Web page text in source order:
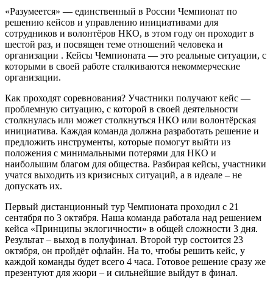
«Разумеется» — единственный в России Чемпионат по
решению кейсов и управлению инициативами для
сотрудников и волонтёров НКО, в этом году он проходит в
шестой раз, и посвящен теме отношений человека и
организации . Кейсы Чемпионата — это реальные ситуации, с
которыми в своей работе сталкиваются некоммерческие
организации.
Как проходят соревнования? Участники получают кейс —
проблемную ситуацию, с которой в своей деятельности
столкнулась или может столкнуться НКО или волонтёрская
инициатива. Каждая команда должна разработать решение и
предложить инструменты, которые помогут выйти из
положения с минимальными потерями для НКО и
наибольшим благом для общества. Разбирая кейсы, участники
учатся выходить из кризисных ситуаций, а в идеале – не
допускать их.
Первый дистанционный тур Чемпионата проходил с 21
сентября по 3 октября. Наша команда работала над решением
кейса «Принципы эклогичности» в общей сложности 3 дня.
Результат – выход в полуфинал. Второй тур состоится 23
октября, он пройдёт офлайн. На то, чтобы решить кейс, у
каждой команды будет всего 4 часа. Готовое решение сразу же
презентуют для жюри – и сильнейшие выйдут в финал.